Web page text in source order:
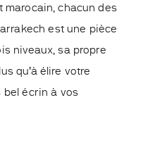
marocain, chacun des
est une pièce
niveaux, sa propre
qu’à élire votre
écrin à vos